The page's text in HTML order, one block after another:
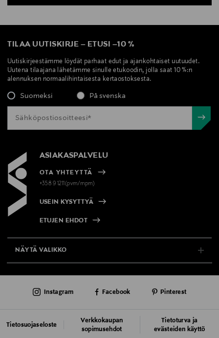
TILAA UUTISKIRJE – ETUSI –10 %
Uutiskirjeestämme löydät parhaat edut ja ajankohtaiset uutuudet.
Uutena tilaajana lähetämme sinulle etukoodin, jolla saat 10 %:n
alennuksen normaalihintaisesta kertaostoksesta.
Suomeksi På svenska
ASIAKASPALVELU
OTA YHTEYTTÄ
+358 9 1211(pvm/mpm)
USEIN KYSYTTYÄ
ETUJEN EHDOT
NÄYTÄ VALIKKO
AJANKOHTAISTA
Tietosuojaseloste
Verkkokaupan
sopimusehdot
Tietoturva ja
evästeiden käyttö
Instagram Facebook Pinterest